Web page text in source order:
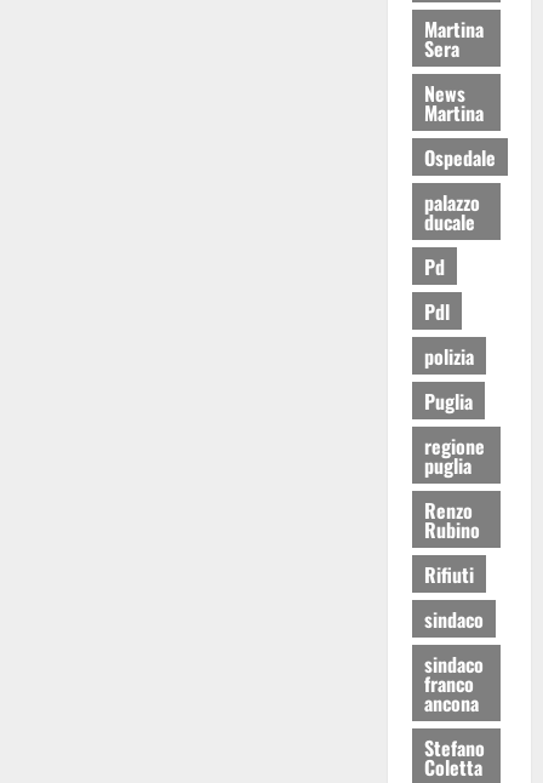
Martina
Sera
News
Martina
Ospedale
palazzo
ducale
Pd
Pdl
polizia
Puglia
regione
puglia
Renzo
Rubino
Rifiuti
sindaco
sindaco
franco
ancona
Stefano
Coletta